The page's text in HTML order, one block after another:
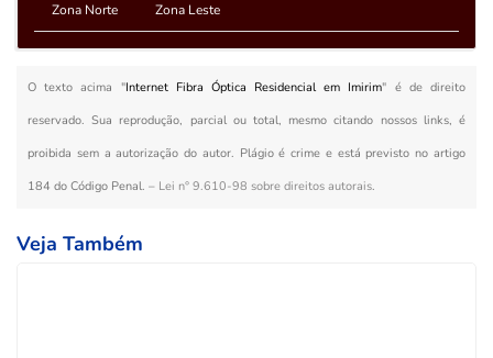
Zona Norte Zona Leste
O texto acima "Internet Fibra Óptica Residencial em Imirim" é de direito
reservado. Sua reprodução, parcial ou total, mesmo citando nossos links, é
proibida sem a autorização do autor. Plágio é crime e está previsto no artigo
184 do Código Penal. – Lei n° 9.610-98 sobre direitos autorais.
Veja Também